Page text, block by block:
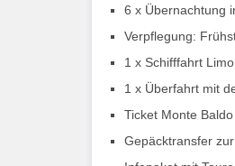
6 x Übernachtung
Verpflegung:
1 x Schifffahrt
1 x Überfahrt mit
Ticket Monte Baldo
Gepäcktransfer